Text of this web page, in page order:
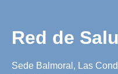
Red de
Sede Balmoral, Las